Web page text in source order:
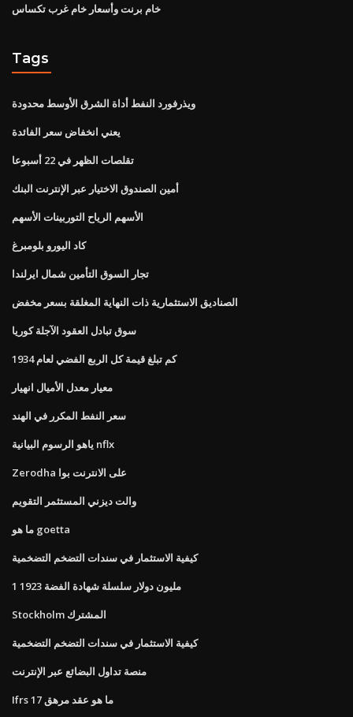
خام برنت وأسعار خام غرب تكساس
Tags
ويذرفورد النفط أداة الشرق الأوسط محدودة
يعني انخفاض سعر الفائدة
تقلصات الظهر في 22 أسبوعا
أمين الصندوق الاختيار عبر الإنترنت البنك
الأسهم الرياح التوربينات الأسهم
كاد اليورو بلومبرغ
تجار السوق التأمين شمال ايرلندا
الصناديق الاستثمارية ذات النهاية المغلقة بسعر مخفض
سوق تبادل العقود الآجلة كوريا
كم تبلغ قيمة كل الربع الفضي لعام 1934
معيار معدل الأميال انهيار
سعر النفط المكرر في الهند
ياهو الرسوم البيانية nflx
Zerodha على الانترنت بوا
والت ديزني المستثمر التقويم
ما هو goetta
كيفية الاستثمار في سندات التضخم التضخمية
1 مليون دولار سلسلة شهادة الفضة 1923
Stockholm المشترك
كيفية الاستثمار في سندات التضخم التضخمية
منصة تداول البضائع عبر الإنترنت
Ifrs 17 ما هو عقد مرهق